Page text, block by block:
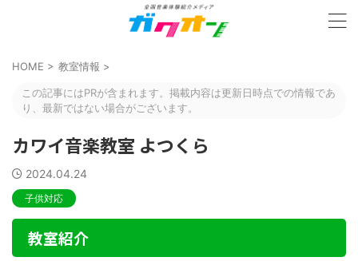
HOME > 教室情報 >
この記事にはPRが含まれます。掲載内容は更新日時点での情報であ
り、最新ではない場合がございます。
カワイ音楽教室 よつくら
2024.04.24
子供対応
教室紹介